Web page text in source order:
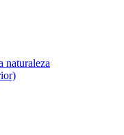
naturaleza